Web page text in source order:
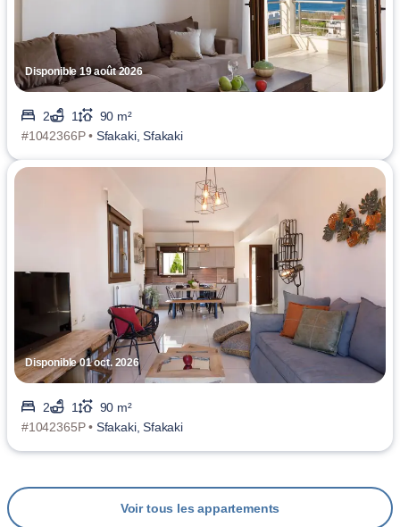
Disponible 19 août 2026
2 1
90 m²
#1042366P • Sfakaki, Sfakaki
Disponible 01 oct. 2026
2 1
90 m²
#1042365P • Sfakaki, Sfakaki
Voir tous les appartements